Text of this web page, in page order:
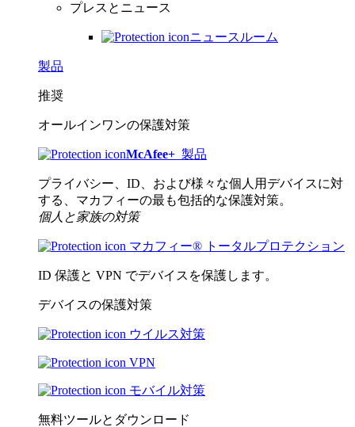
プレスとニュース
ニュースルーム
製品
推奨
オールインワンの保護対策
McAfee+ 製品
プライバシー、ID、および様々な個人用デバイスに対
する、マカフィーの最も包括的な保護対策。
個人と家族の対策
マカフィー® トータルプロテクション
ID 保護と VPN でデバイスを保護します。
デバイスの保護対策
ウイルス対策
VPN
モバイル対策
無料ツールとダウンロード